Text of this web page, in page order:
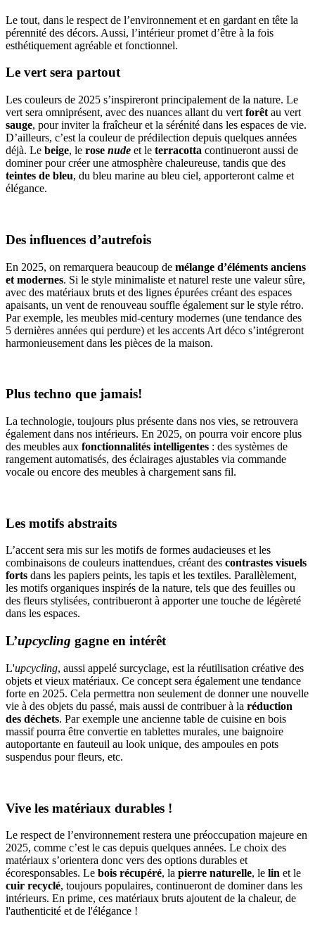
Le tout, dans le respect de l’environnement et en gardant en tête la
pérennité des décors. Aussi, l’intérieur promet d’être à la fois
esthétiquement agréable et fonctionnel.
Le vert sera partout
Les couleurs de 2025 s’inspireront principalement de la nature. Le
vert sera omniprésent, avec des nuances allant du vert forêt au vert
sauge, pour inviter la fraîcheur et la sérénité dans les espaces de vie.
D’ailleurs, c’est la couleur de prédilection depuis quelques années
déjà. Le beige, le rose nude et le terracotta continueront aussi de
dominer pour créer une atmosphère chaleureuse, tandis que des
teintes de bleu, du bleu marine au bleu ciel, apporteront calme et
élégance.
Des influences d’autrefois
En 2025, on remarquera beaucoup de mélange d’éléments anciens
et modernes. Si le style minimaliste et naturel reste une valeur sûre,
avec des matériaux bruts et des lignes épurées créant des espaces
apaisants, un vent de renouveau souffle également sur le style rétro.
Par exemple, les meubles mid-century modernes (une tendance des
5 dernières années qui perdure) et les accents Art déco s’intégreront
harmonieusement dans les pièces de la maison.
Plus techno que jamais!
La technologie, toujours plus présente dans nos vies, se retrouvera
également dans nos intérieurs. En 2025, on pourra voir encore plus
des meubles aux fonctionnalités intelligentes : des systèmes de
rangement automatisés, des éclairages ajustables via commande
vocale ou encore des meubles à chargement sans fil.
Les motifs abstraits
L’accent sera mis sur les motifs de formes audacieuses et les
combinaisons de couleurs inattendues, créant des contrastes visuels
forts dans les papiers peints, les tapis et les textiles. Parallèlement,
les motifs organiques inspirés de la nature, tels que des feuilles ou
des fleurs stylisées, contribueront à apporter une touche de légèreté
dans les espaces.
L’upcycling gagne en intérêt
L'upcycling, aussi appelé surcyclage, est la réutilisation créative des
objets et vieux matériaux. Ce concept sera également une tendance
forte en 2025. Cela permettra non seulement de donner une nouvelle
vie à des objets du passé, mais aussi de contribuer à la réduction
des déchets. Par exemple une ancienne table de cuisine en bois
massif pourra être convertie en tablettes murales, une baignoire
autoportante en fauteuil au look unique, des ampoules en pots
suspendus pour fleurs, etc.
Vive les matériaux durables !
Le respect de l’environnement restera une préoccupation majeure en
2025, comme c’est le cas depuis quelques années. Le choix des
matériaux s’orientera donc vers des options durables et
écoresponsables. Le bois récupéré, la pierre naturelle, le lin et le
cuir recyclé, toujours populaires, continueront de dominer dans les
intérieurs. En prime, ces matériaux bruts ajoutent de la chaleur, de
l'authenticité et de l'élégance !